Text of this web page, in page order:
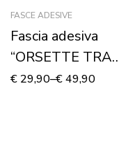
FASCE ADESIVE
Fascia adesiva
“ORSETTE TRA
SOGNI E
€ 29,90–€49,90